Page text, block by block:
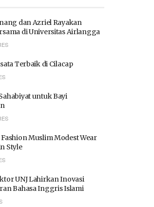
dan Azriel Rayakan
di Universitas Airlangga
Terbaik di Cilacap
untuk Bayi
Muslim Modest Wear
Style
UNJ Lahirkan Inovasi
Bahasa Inggris Islami